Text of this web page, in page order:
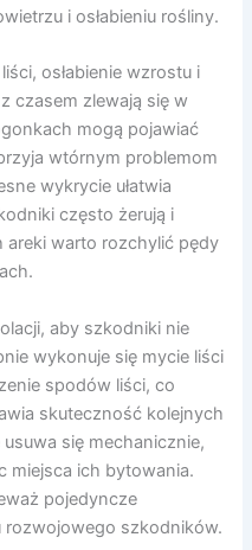
i osłabieniu rośliny.
osłabienie wzrostu i
czasem zlewają się w
mogą pojawiać
wtórnym problemom
wykrycie ułatwia
często żerują i
areki warto rozchylić pędy
aby szkodniki nie
wykonuje się mycie liści
spodów liści, co
skuteczność kolejnych
się mechanicznie,
miejsca ich bytowania.
pojedyncze
rozwojowego szkodników.